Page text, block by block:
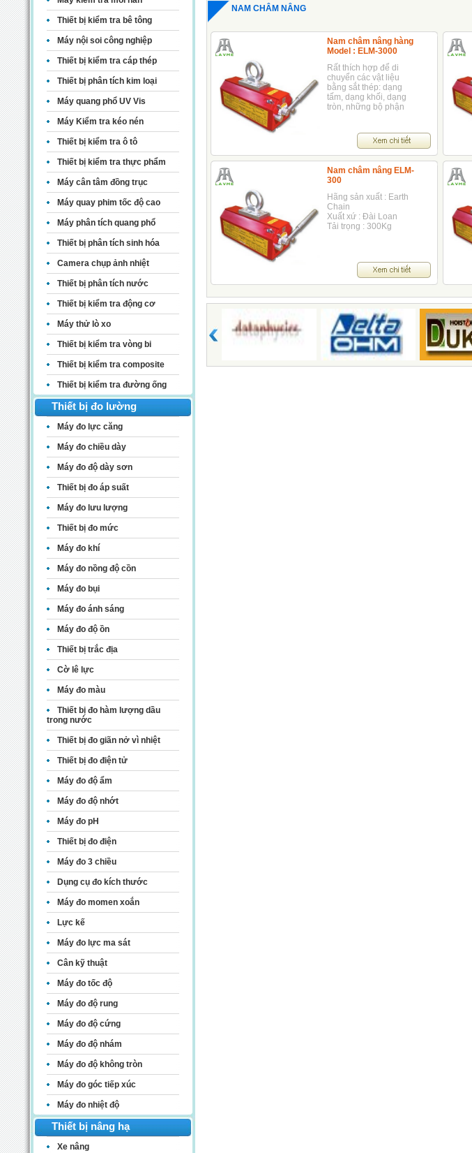
Thiết bị kiểm tra bê tông
Máy nội soi công nghiệp
Thiết bị kiểm tra cáp thép
Thiết bị phân tích kim loại
Máy quang phổ UV Vis
Máy Kiểm tra kéo nén
Thiết bị kiểm tra ô tô
Thiết bị kiểm tra thực phẩm
Máy cân tâm đồng trục
Máy quay phim tốc độ cao
Máy phân tích quang phổ
Thiết bị phân tích sinh hóa
Camera chụp ảnh nhiệt
Thiết bị phân tích nước
Thiết bị kiểm tra động cơ
Máy thử lò xo
Thiết bị kiểm tra vòng bi
Thiết bị kiểm tra composite
Thiết bị kiểm tra đường ống
Thiết bị đo lường
Máy đo lực căng
Máy đo chiều dày
Máy đo độ dày sơn
Thiết bị đo áp suất
Máy đo lưu lượng
Thiết bị đo mức
Máy đo khí
Máy đo nồng độ cồn
Máy đo bụi
Máy đo ánh sáng
Máy đo độ ồn
Thiết bị trắc địa
Cờ lê lực
Máy đo màu
Thiết bị đo hàm lượng dầu
trong nước
Thiết bị đo giãn nở vì nhiệt
Thiết bị đo điện tử
Máy đo độ ẩm
Máy đo độ nhớt
Máy đo pH
Thiết bị đo điện
Máy đo 3 chiều
Dụng cụ đo kích thước
Máy đo momen xoắn
Lực kế
Máy đo lực ma sát
Cân kỹ thuật
Máy đo tốc độ
Máy đo độ rung
Máy đo độ cứng
Máy đo độ nhám
Máy đo độ không tròn
Máy đo góc tiếp xúc
Máy đo nhiệt độ
Thiết bị nâng hạ
Xe nâng
NAM CHÂM NÂNG
Nam châm nâng hàng
Model : ELM-3000
Rất thích hợp để di
chuyển các vật liệu
bằng sắt thép: dạng
tấm, dạng khối, dạng
tròn, những bộ phận
Nam châm nâng ELM-
300
Hãng sản xuất : Earth
Chain
Xuất xứ : Đài Loan
Tải trọng : 300Kg